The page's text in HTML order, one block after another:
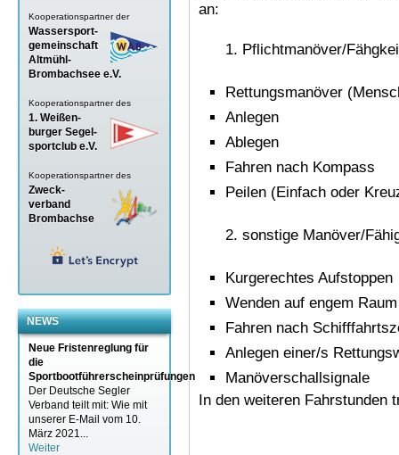
Kooperationspartner der
Wassersport-
gemeinschaft
Altmühl-
Brombachsee e.V.
Kooperationspartner des
1. Weißen-
burger Segel-
sportclub e.V.
Kooperationspartner des
Zweck-
verband
Brombachse
NEWS
Neue Fristenreglung für
die
Sportbootführerscheinprüfungen
Der Deutsche Segler
Verband teilt mit: Wie mit
unserer E-Mail vom 10.
März 2021...
Weiter
an:
Pflichtmanöver/
Rettungsmanöver
Anlegen
Ablegen
Fahren nach Kompass
Peilen (Einfach oder
sonstige Manöver/
Kurgerechtes Aufstoppen
Wenden auf engem Raum
Fahren nach
Anlegen einer/s
Manöverschallsignale
In den weiteren Fahrstunden